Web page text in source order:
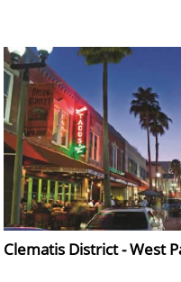
Clematis District - West